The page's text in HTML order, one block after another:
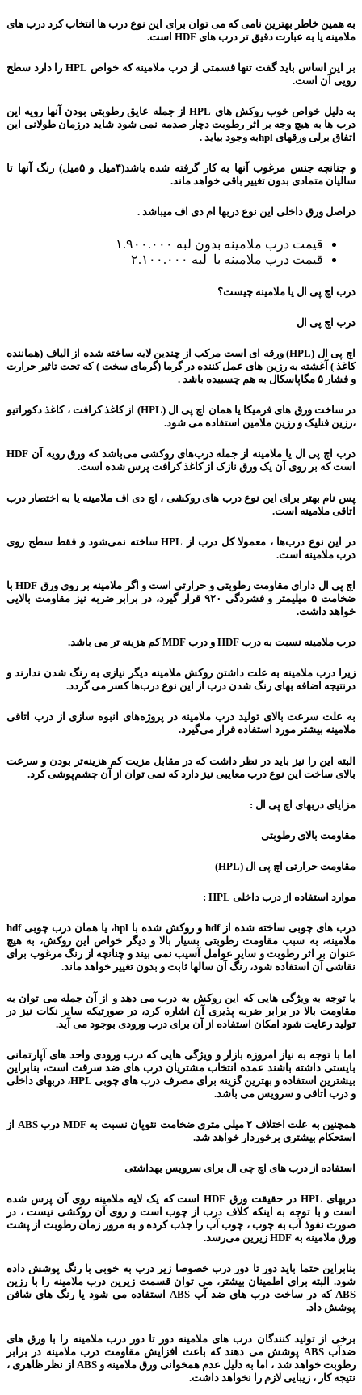
به همین خاطر بهترین نامی که می توان برای این نوع درب ها انتخاب کرد درب های
ملامینه یا به عبارت دقیق تر درب های HDF است.
بر این اساس باید گفت تنها قسمتی از درب ملامینه که خواص HPL را دارد سطح
رویی آن است.
به دلیل خواص خوب روکش های HPL از جمله عایق رطوبتی بودن آنها رویه این
درب ها به هیچ وجه بر اثر رطوبت دچار صدمه نمی شود شاید درزمان طولانی این
اتفاق برلی ورقهای hplبه وجود بیاید .
و چنانچه جنس مرغوب آنها به کار گرفته شده باشد(۴میل و ۵میل) رنگ آنها تا
سالیان متمادی بدون تغییر باقی خواهد ماند.
دراصل ورق داخلی این نوع دربها ام دی اف میباشد .
قیمت درب ملامینه بدون لبه ۱.۹۰۰.۰۰۰
قیمت درب ملامینه با لبه ۲.۱۰۰.۰۰۰
درب اچ پی ال یا ملامینه چیست؟
درب اچ پی ال
اچ پی ال (HPL) ورقه ای است مرکب از چندین لایه ساخته شده از الیاف (هماننده
کاغذ ) آغشته به رزین های عمل کننده در گرما (گرمای سخت ) که تحت تاثیر حرارت
و فشار ۵ مگاپاسکال به هم چسبیده باشد .
در ساخت ورق های فرمیکا یا همان اچ پی ال (HPL) از کاغذ کرافت ، کاغذ دکوراتیو
،رزین فنلیک و رزین ملامین استفاده می شود.
درب اچ پی ال یا ملامینه از جمله درب‌های روکشی می‌باشد که ورق رویه آن HDF
است که بر روی آن یک ورق نازک از کاغذ کرافت پرس شده است.
پس نام بهتر برای این نوع درب های روکشی ، اچ دی اف ملامینه یا به اختصار درب
اتاقی ملامینه است.
در این نوع درب‌ها ، معمولا کل درب از HPL ساخته نمی‌شود و فقط سطح روی
درب ملامینه است.
اچ پی ال دارای مقاومت رطوبتی و حرارتی است و اگر ملامینه بر روی ورق HDF با
ضخامت ۵ میلیمتر و فشردگی ۹۲۰ قرار گیرد، در برابر ضربه نیز مقاومت بالایی
خواهد داشت.
درب ملامینه نسبت به درب HDF و درب MDF کم هزینه تر می باشد.
زیرا درب ملامینه به علت داشتن روکش ملامینه دیگر نیازی به رنگ شدن ندارند و
درنتیجه اضافه بهای رنگ شدن درب از این نوع درب‌ها کسر می گردد.
به علت سرعت بالای تولید درب ملامینه در پروژه‌های انبوه سازی از درب اتاقی
ملامینه بیشتر مورد استفاده قرار می‌گیرد.
البته این را نیز باید در نظر داشت که در مقابل مزیت کم هزینه‌تر بودن و سرعت
بالای ساخت این نوع درب معایبی نیز دارد که نمی توان از آن چشم‌پوشی کرد.
مزایای دربهای اچ پی ال :
مقاومت بالای رطوبتی
مقاومت حرارتی اچ پی ال (HPL)
موارد استفاده از درب داخلی HPL :
درب های چوبی ساخته شده از hdf و روکش شده با hpl، یا همان درب چوبی hdf
ملامینه، به سبب مقاومت رطوبتی بسیار بالا و دیگر خواص این روکش، به هیچ
عنوان بر اثر رطوبت و سایر عوامل آسیب نمی بیند و چنانچه از رنگ مرغوب برای
نقاشی آن استفاده شود، رنگ آن سالها ثابت و بدون تغییر خواهد ماند.
با توجه به ویژگی هایی که این روکش به درب می دهد و از آن جمله می توان به
مقاومت بالا در برابر ضربه پذیری آن اشاره کرد، در صورتیکه سایر نکات نیز در
تولید رعایت شود امکان استفاده از آن برای درب ورودی بوجود می آید.
اما با توجه به نیاز امروزه بازار و ویژگی هایی که درب ورودی واحد های آپارتمانی
بایستی داشته باشند عمده انتخاب مشتریان درب های ضد سرقت است، بنابراین
بیشترین استفاده و بهترین گزینه برای مصرف درب های چوبی HPL، دربهای داخلی
و درب اتاقی و سرویس می باشد.
همچنین به علت اختلاف ۲ میلی متری ضخامت نئوپان نسبت به MDF درب ABS از
استحکام بیشتری برخوردار خواهد شد.
استفاده از درب های اچ چی ال برای سرویس بهداشتی
دربهای HPL در حقیقت ورق HDF است که یک لایه ملامینه روی آن پرس شده
است و با توجه به اینکه کلاف درب از چوب است و روی آن روکشی نیست ، در
صورت نفوذ آب به چوب ، چوب آب را جذب کرده و به مرور زمان رطوبت از پشت
ورق ملامینه به HDF زیرین می‌رسد.
بنابراین حتما باید دور تا دور درب خصوصا زیر درب به خوبی با رنگ پوشش داده
شود. البته برای اطمینان بیشتر، می توان قسمت زیرین درب ملامینه را با رزین
ABS که در ساخت درب های ضد آب ABS استفاده می شود یا رنگ های شافن
پوشش داد.
برخی از تولید کنندگان درب های ملامینه دور تا دور درب ملامینه را با ورق های
ضدآب ABS پوشش می دهند که باعث افزایش مقاومت درب ملامینه در برابر
رطوبت خواهد شد ، اما به دلیل عدم همخوانی ورق ملامینه و ABS از نظر ظاهری ،
نتیجه کار ، زیبایی لازم را نخواهد داشت.